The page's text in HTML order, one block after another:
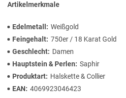
Artikelmerkmale
Edelmetall
Weißgold
Feingehalt 750er / 18 Karat Gold
Geschlecht
Damen
Hauptstein & Perlen
Saphir
Produktart
Halskette & Collier
EAN
4069923046423